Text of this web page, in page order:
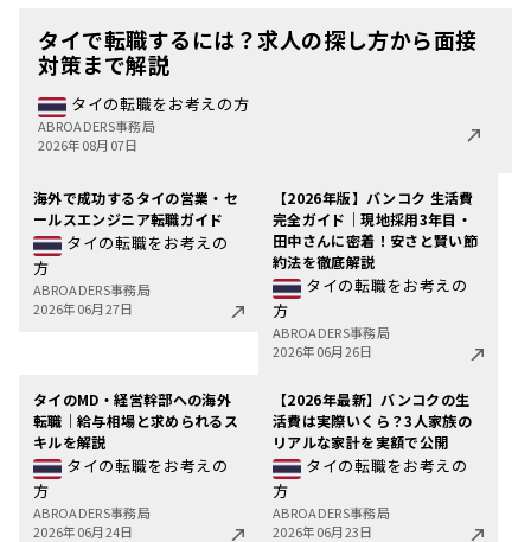
タイで転職するには？求人の探し方から面接
対策まで解説
タイの転職をお考えの方
ABROADERS事務局
2026年08月07日
海外で成功するタイの営業・セ
ールスエンジニア転職ガイド
タイの転職をお考えの
方
ABROADERS事務局
2026年06月27日
【2026年版】バンコク 生活費
完全ガイド｜現地採用3年目・
田中さんに密着！安さと賢い節
約法を徹底解説
タイの転職をお考えの
方
ABROADERS事務局
2026年06月26日
タイのMD・経営幹部への海外
転職｜給与相場と求められるス
キルを解説
タイの転職をお考えの
方
ABROADERS事務局
2026年06月24日
【2026年最新】バンコクの生
活費は実際いくら？3人家族の
リアルな家計を実額で公開
タイの転職をお考えの
方
ABROADERS事務局
2026年06月23日